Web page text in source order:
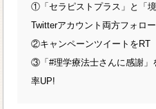
①「セラピストプラス」と「
Twitterアカウント両方フォロー
②キャンペーンツイートをRT
③「#理学療法士さんに感謝」
率UP!